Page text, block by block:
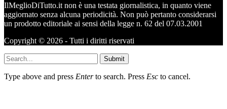
IlMeglioDiTutto.it non è una testata giornalistica, in quanto viene
aggiornato senza alcuna periodicità. Non può pertanto considerarsi
un prodotto editoriale ai sensi della legge n. 62 del 07.03.2001
Copyright © 2026 - Tutti i diritti riservati
Submit
Type above and press Enterto search. Press Esc to cancel.